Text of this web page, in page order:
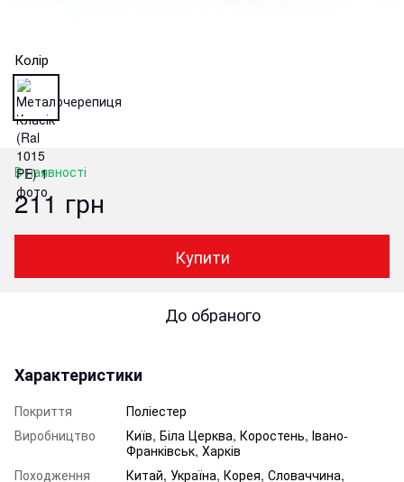
Колір
В наявності
211 грн
Купити
До обраного
Характеристики
Покриття
Поліестер
Виробництво
Київ, Біла Церква, Коростень, Івано-
Франківськ, Харків
Походження
Китай, Україна, Корея, Словаччина,